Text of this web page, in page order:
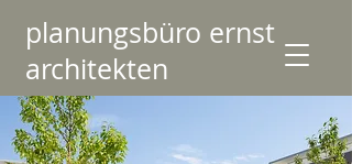
planungsbüro ernst
architekten